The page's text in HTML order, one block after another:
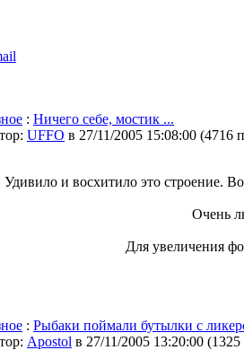
: Ничего себе, мостик ...
UFFO в 27/11/2005 15:08:00 (4716
Удивило и восхитило это строение.
Очень
Для увеличения
: Рыбаки поймали бутылки с
Apostol в 27/11/2005 13:20:00 (